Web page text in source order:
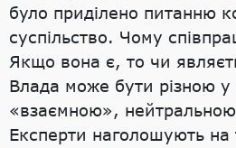
було приділено питанню
суспільство. Чому
Якщо вона є, то чи
Влада може бути різною у
«взаємною»,
Експерти наголошують